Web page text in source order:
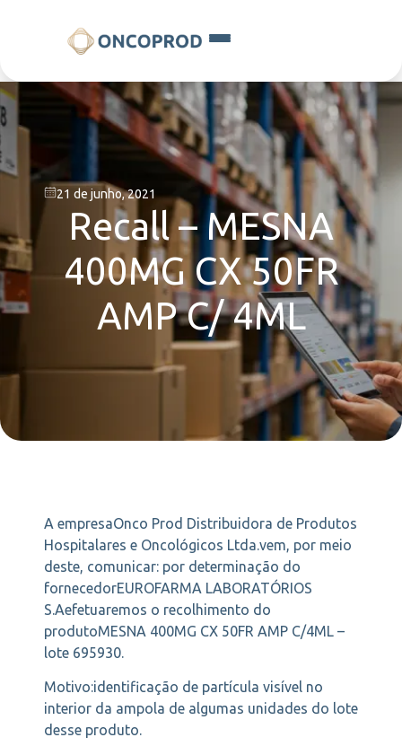
21 de junho, 2021
Recall – MESNA
400MG CX 50FR
AMP C/ 4ML
A empresaOnco Prod Distribuidora de Produtos
Hospitalares e Oncológicos Ltda.vem, por meio
deste, comunicar: por determinação do
fornecedorEUROFARMA LABORATÓRIOS
S.Aefetuaremos o recolhimento do
produtoMESNA 400MG CX 50FR AMP C/4ML –
lote 695930.
Motivo:identificação de partícula visível no
interior da ampola de algumas unidades do lote
desse produto.